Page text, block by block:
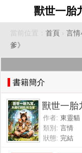
獸世一胎
當前位置： 首頁 › 言情
爹》
書籍簡介
獸世一胎
作者: 東靈貓
類別: 言情
狀態: 完結